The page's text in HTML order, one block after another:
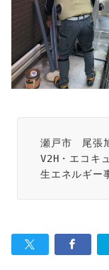
瀬戸市　尾張
V2H・エコキ
生エネルギー